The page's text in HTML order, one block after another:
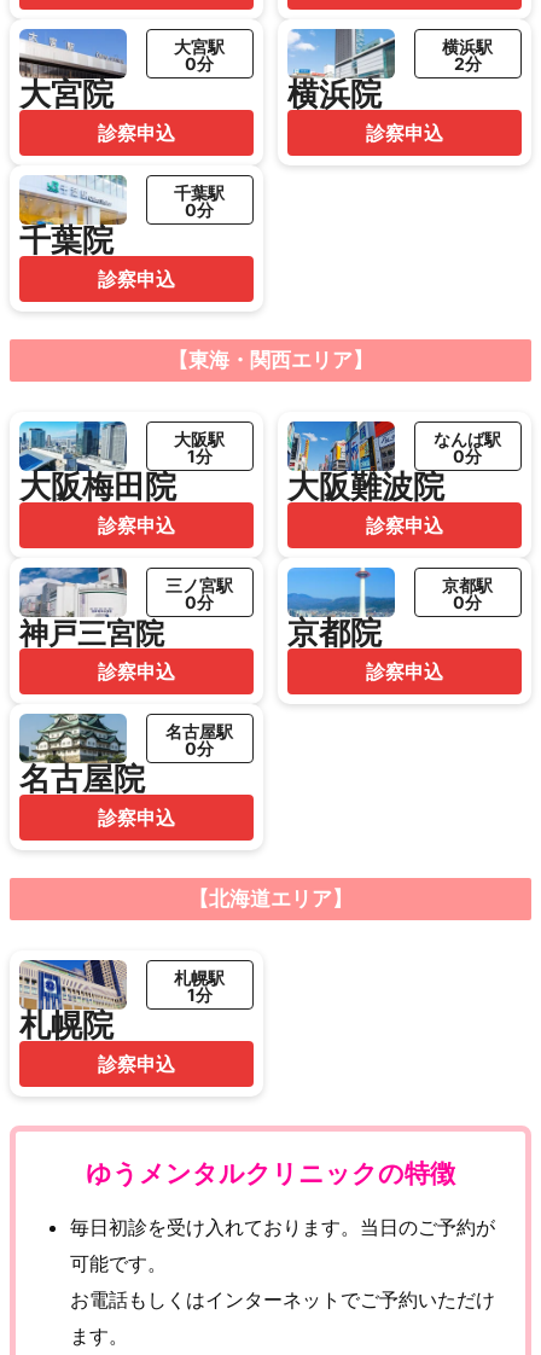
大宮院
大宮駅
0分
診察申込
横浜院
横浜駅
2分
診察申込
千葉院
千葉駅
0分
診察申込
【東海・関西エリア】
大阪梅田院
大阪駅
1分
診察申込
大阪難波院
なんば駅
0分
診察申込
神戸三宮院
三ノ宮駅
0分
診察申込
京都院
京都駅
0分
診察申込
名古屋院
名古屋駅
0分
診察申込
【北海道エリア】
札幌院
札幌駅
1分
診察申込
ゆうメンタルクリニックの特徴
毎日初診を受け入れております。当日のご予約が
可能です。
お電話もしくはインターネットでご予約いただけ
ます。